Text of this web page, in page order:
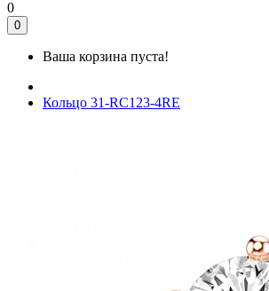
0
0
Ваша корзина пуста!
Кольцо 31-RC123-4RE